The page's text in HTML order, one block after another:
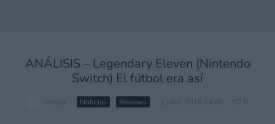
ANÁLISIS – Legendary Eleven (Nintendo
Switch) El fútbol era así
moripi Noticias Reviews 1 julio, 2018 13:00 0